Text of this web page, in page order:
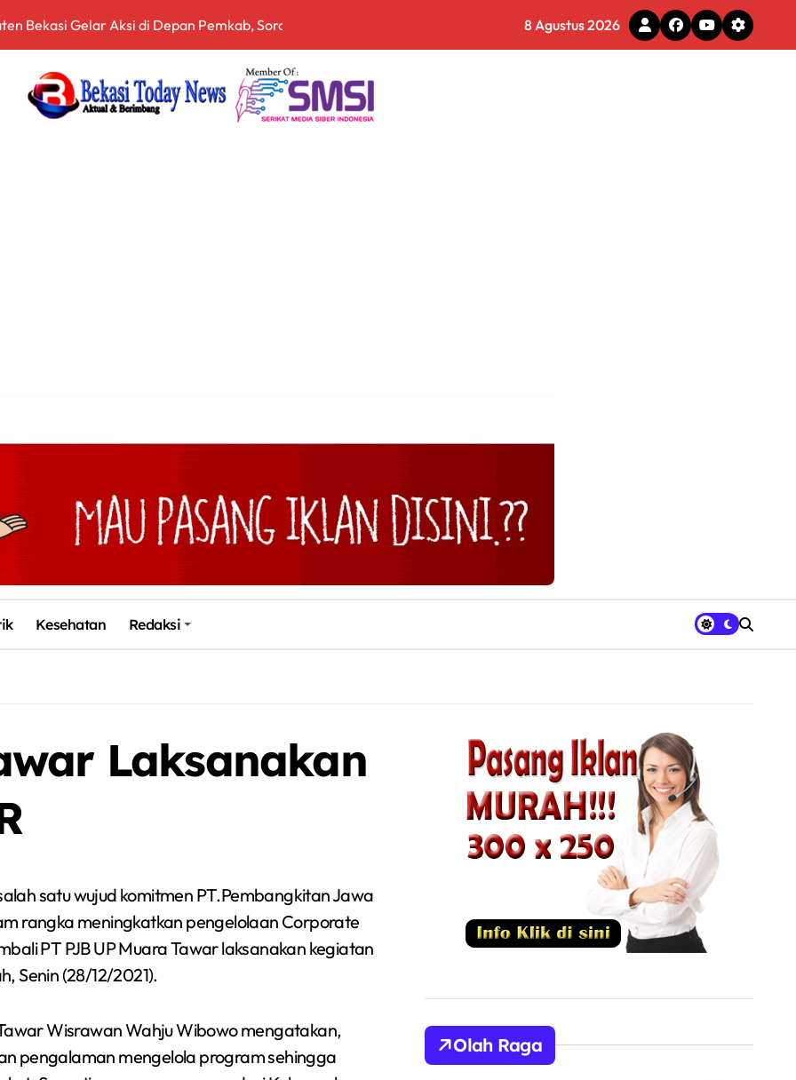
dan Tabur Bunga di TMP Kalibata
Lonjakan Harga Minyak dan Pasokan Ketat di China
8 Agustus 2026
Kesehatan Redaksi
Laksanakan
satu wujud komitmen PT.Pembangkitan Jawa
rangka meningkatkan pengelolaan Corporate
PT PJB UP Muara Tawar laksanakan kegiatan
Senin (28/12/2021).
Wisrawan Wahju Wibowo mengatakan,
pengalaman mengelola program sehingga
Olah Raga